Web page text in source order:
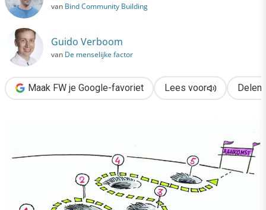
van Bind Community Building
Guido Verboom
van De menselijke factor
Maak FW je Google-favoriet Lees voor Delen